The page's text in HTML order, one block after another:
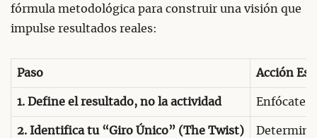
fórmula metodológica para construir una visión que
impulse resultados reales:
Paso Acción
1. Define el resultado, no la actividad Enfócate
2. Identifica tu “Giro Único” (The Twist)